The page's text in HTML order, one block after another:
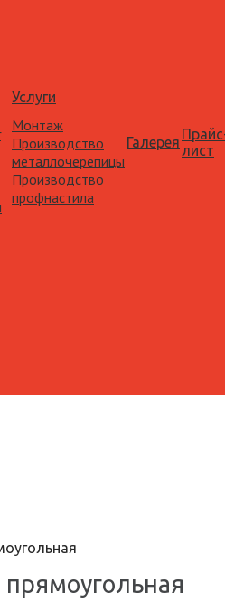
Услуги
Монтаж
Производство
металлочерепицы
Производство
профнастила
Галерея лист